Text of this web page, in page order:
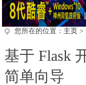
您所在的位置： 主页 >
基于 Flask
简单向导